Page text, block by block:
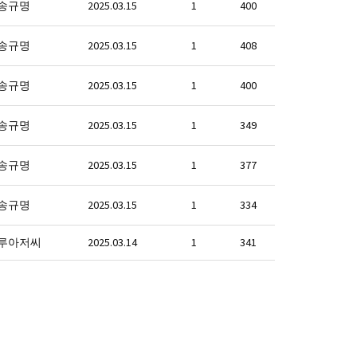
규명 2025.03.15 1 400
규명 2025.03.15 1 408
규명 2025.03.15 1 400
규명 2025.03.15 1 349
규명 2025.03.15 1 377
규명 2025.03.15 1 334
아저씨 2025.03.14 1 341